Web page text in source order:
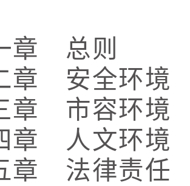
章 总则
章 安全环境
章 市容环境
章 人文环境
章 法律责任